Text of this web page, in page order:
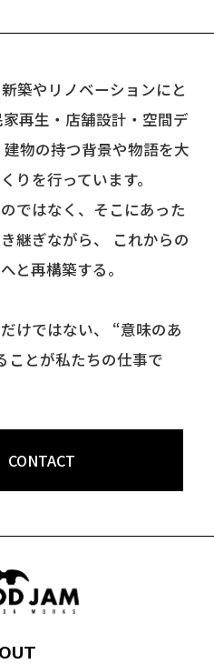
築やリノベーションにと
再生・店舗設計・空間デ
建物の持つ背景や物語を大
りを行っています。
ではなく、そこにあった
継ぎながら、
これからの
と再構築する。
けではない、
“意味のあ
ことが私たちの仕事で
CONTACT